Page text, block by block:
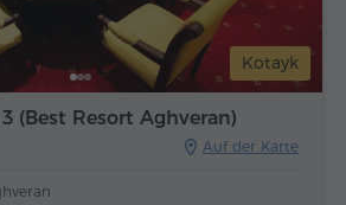
Kotayk
(Best Resort Aghveran)
Auf der Karte